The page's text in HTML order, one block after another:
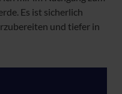
Es ist sicherlich
und tiefer in